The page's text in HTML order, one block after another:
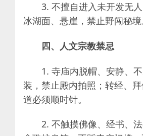
3. 不擅自进入未开发无
冰湖面、悬崖，禁止野闯秘境
四、人文宗教禁忌
1. 寺庙内脱帽、安静、
装，禁止殿内拍照；转经、
道必须顺时针。
2. 不触摸佛像、经书、